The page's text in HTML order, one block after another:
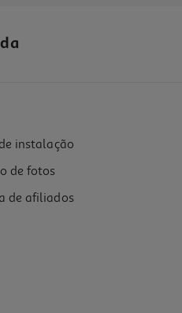
instalação
de fotos
de afiliados